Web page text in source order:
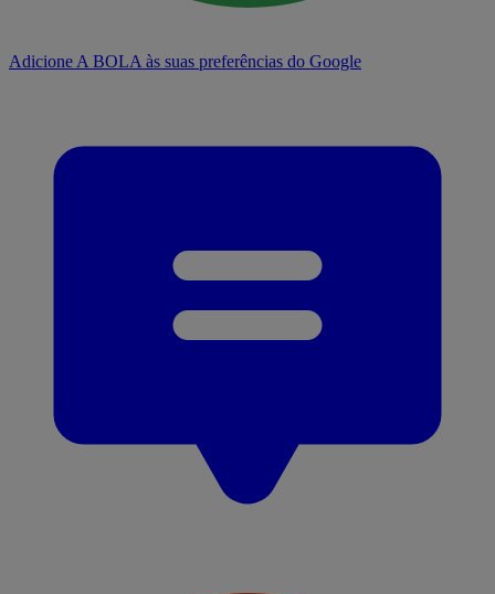
Adicione A BOLA às suas preferências do Google